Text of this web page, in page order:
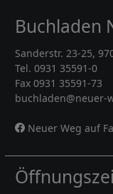
Buchladen
Sanderstr. 23-25,
Tel. 0931 35591-0
Fax 0931 35591-73
buchladen@neuer-
Neuer Weg auf